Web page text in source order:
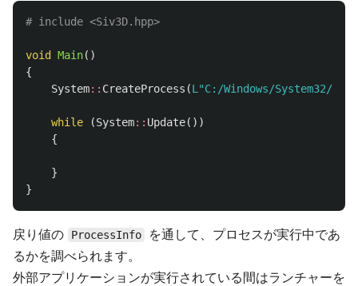
void Main()
{
System:: CreateProcess (L"C:/Windows/System32/
while (System:: Update())
{
}
}
戻り値の ProcessInfo
を通して、プロセスが実行中であ
るかを調べられます。
外部アプリケーションが実行されている間はランチャーを